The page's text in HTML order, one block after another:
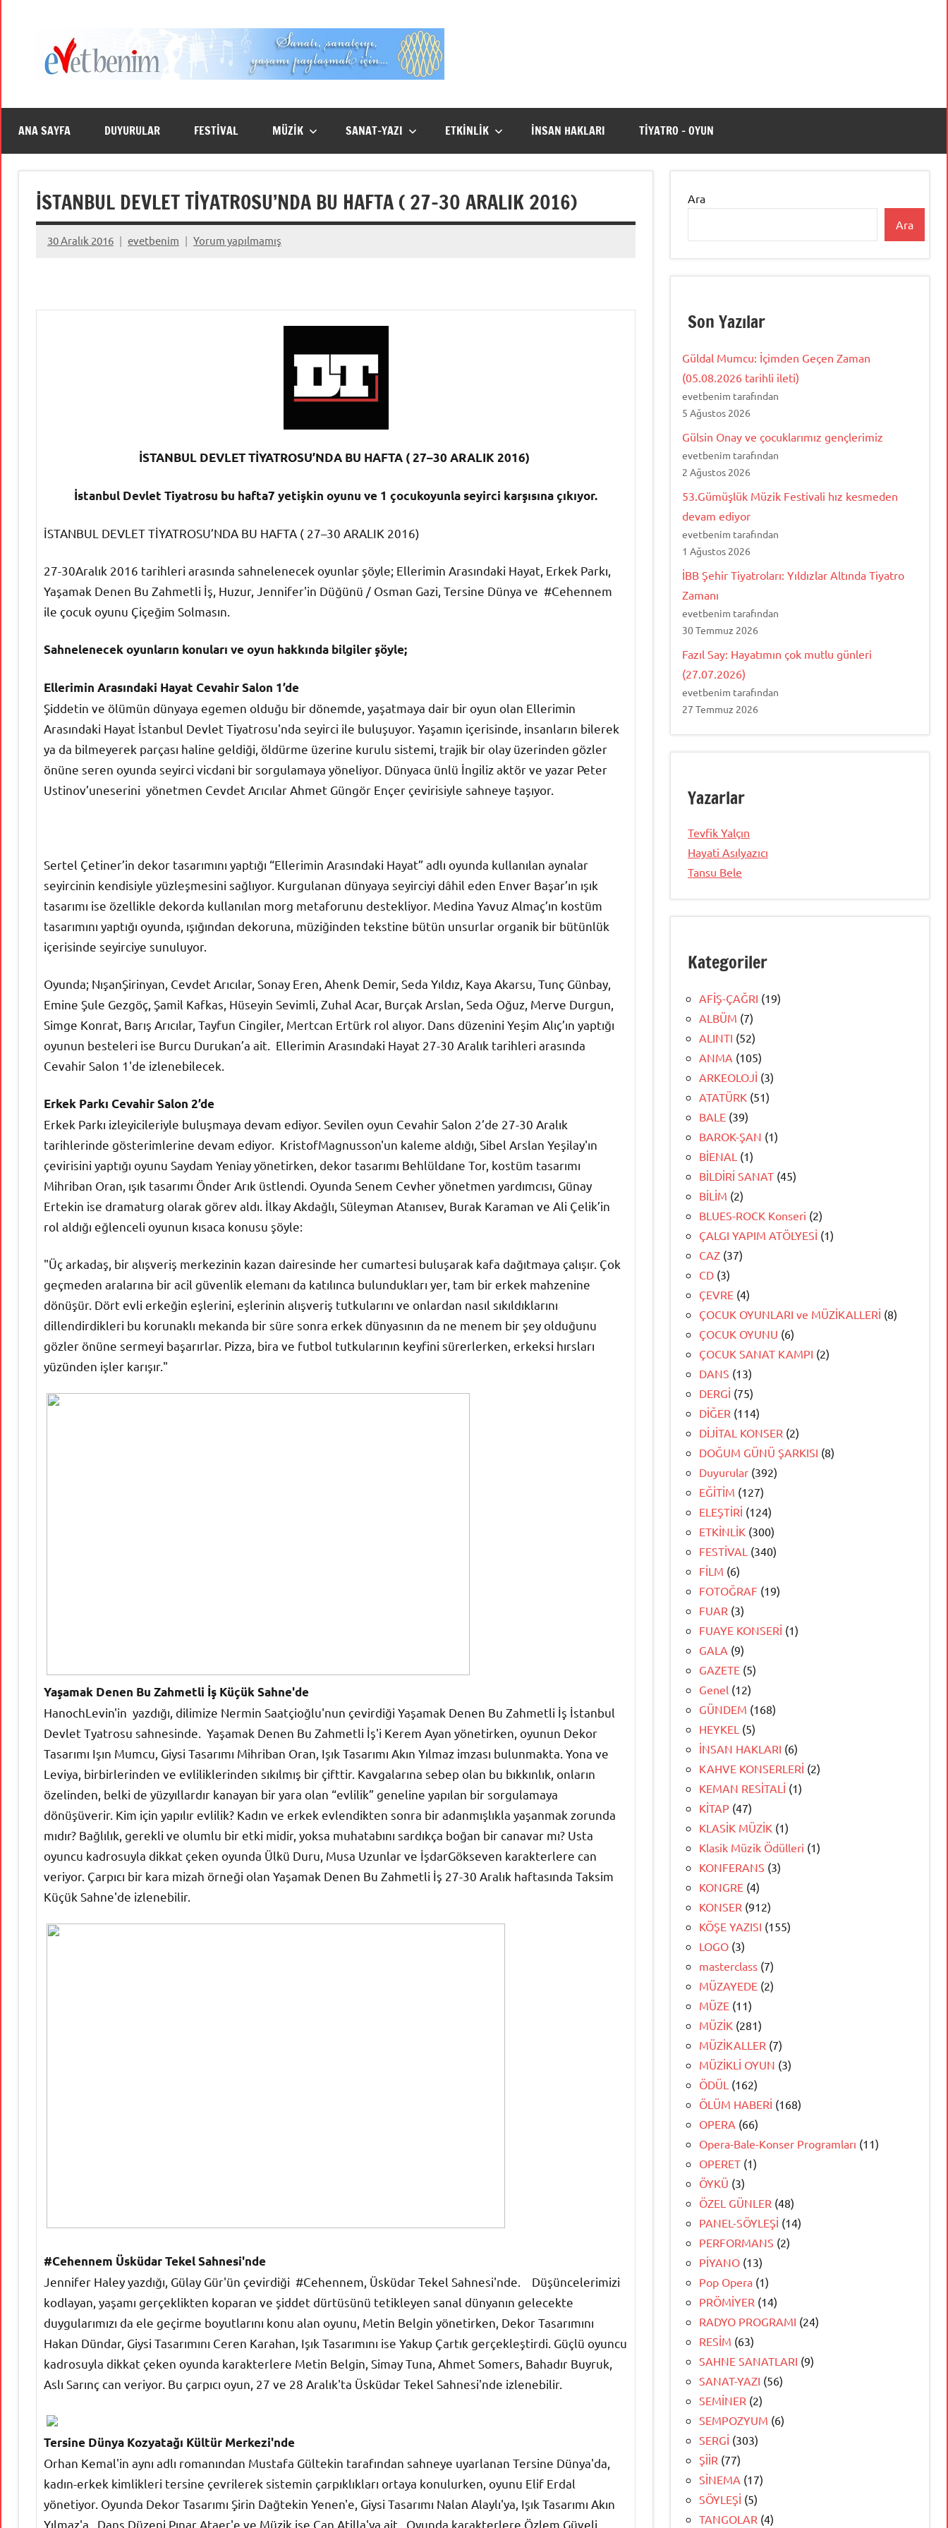
Benim
ANA SAYFA DUYURULAR FESTİVAL MÜZİK SANAT-YAZI ETKİNLİK İNSAN HAKLARI TİYATRO – OYUN
İSTANBUL DEVLET TİYATROSU’NDA BU HAFTA ( 27–30 ARALIK 2016)
30 Aralık 2016 evetbenim Yorum yapılmamış
İSTANBUL DEVLET TİYATROSU’NDA BU HAFTA ( 27–30 ARALIK 2016)
İstanbul Devlet Tiyatrosu bu hafta7 yetişkin oyunu ve 1 çocukoyunla seyirci karşısına çıkıyor.
İSTANBUL DEVLET TİYATROSU’NDA BU HAFTA ( 27–30 ARALIK 2016)
27-30Aralık 2016 tarihleri arasında sahnelenecek oyunlar şöyle; Ellerimin Arasındaki Hayat, Erkek Parkı,
Yaşamak Denen Bu Zahmetli İş, Huzur, Jennifer'in Düğünü / Osman Gazi, Tersine Dünya ve #Cehennem
ile çocuk oyunu Çiçeğim Solmasın.
Sahnelenecek oyunların konuları ve oyun hakkında bilgiler şöyle;
Ellerimin Arasındaki Hayat Cevahir Salon 1’de
Şiddetin ve ölümün dünyaya egemen olduğu bir dönemde, yaşatmaya dair bir oyun olan Ellerimin
Arasındaki Hayat İstanbul Devlet Tiyatrosu'nda seyirci ile buluşuyor. Yaşamın içerisinde, insanların bilerek
ya da bilmeyerek parçası haline geldiği, öldürme üzerine kurulu sistemi, trajik bir olay üzerinden gözler
önüne seren oyunda seyirci vicdani bir sorgulamaya yöneliyor. Dünyaca ünlü İngiliz aktör ve yazar Peter
Ustinov’uneserini yönetmen Cevdet Arıcılar Ahmet Güngör Ençer çevirisiyle sahneye taşıyor.
Sertel Çetiner’in dekor tasarımını yaptığı “Ellerimin Arasındaki Hayat” adlı oyunda kullanılan aynalar
seyircinin kendisiyle yüzleşmesini sağlıyor. Kurgulanan dünyaya seyirciyi dâhil eden Enver Başar’ın ışık
tasarımı ise özellikle dekorda kullanılan morg metaforunu destekliyor. Medina Yavuz Almaç’ın kostüm
tasarımını yaptığı oyunda, ışığından dekoruna, müziğinden tekstine bütün unsurlar organik bir bütünlük
içerisinde seyirciye sunuluyor.
Oyunda; NışanŞirinyan, Cevdet Arıcılar, Sonay Eren, Ahenk Demir, Seda Yıldız, Kaya Akarsu, Tunç Günbay,
Emine Şule Gezgöç, Şamil Kafkas, Hüseyin Sevimli, Zuhal Acar, Burçak Arslan, Seda Oğuz, Merve Durgun,
Simge Konrat, Barış Arıcılar, Tayfun Cingiler, Mertcan Ertürk rol alıyor. Dans düzenini Yeşim Alıç’ın yaptığı
oyunun besteleri ise Burcu Durukan’a ait. Ellerimin Arasındaki Hayat 27-30 Aralık tarihleri arasında
Cevahir Salon 1'de izlenebilecek.
Erkek Parkı Cevahir Salon 2’de
Erkek Parkı izleyicileriyle buluşmaya devam ediyor. Sevilen oyun Cevahir Salon 2’de 27-30 Aralık
tarihlerinde gösterimlerine devam ediyor. KristofMagnusson'un kaleme aldığı, Sibel Arslan Yeşilay'ın
çevirisini yaptığı oyunu Saydam Yeniay yönetirken, dekor tasarımı Behlüldane Tor, kostüm tasarımı
Mihriban Oran, ışık tasarımı Önder Arık üstlendi. Oyunda Senem Cevher yönetmen yardımcısı, Günay
Ertekin ise dramaturg olarak görev aldı. İlkay Akdağlı, Süleyman Atanısev, Burak Karaman ve Ali Çelik’in
rol aldığı eğlenceli oyunun kısaca konusu şöyle:
"Üç arkadaş, bir alışveriş merkezinin kazan dairesinde her cumartesi buluşarak kafa dağıtmaya çalışır. Çok
geçmeden aralarına bir acil güvenlik elemanı da katılınca bulundukları yer, tam bir erkek mahzenine
dönüşür. Dört evli erkeğin eşlerini, eşlerinin alışveriş tutkularını ve onlardan nasıl sıkıldıklarını
dillendirdikleri bu korunaklı mekanda bir süre sonra erkek dünyasının da ne menem bir şey olduğunu
gözler önüne sermeyi başarırlar. Pizza, bira ve futbol tutkularının keyfini sürerlerken, erkeksi hırsları
yüzünden işler karışır."
Yaşamak Denen Bu Zahmetli İş Küçük Sahne'de
HanochLevin'in yazdığı, dilimize Nermin Saatçioğlu'nun çevirdiği Yaşamak Denen Bu Zahmetli İş İstanbul
Devlet Tyatrosu sahnesinde. Yaşamak Denen Bu Zahmetli İş'i Kerem Ayan yönetirken, oyunun Dekor
Tasarımı Işın Mumcu, Giysi Tasarımı Mihriban Oran, Işık Tasarımı Akın Yılmaz imzası bulunmakta. Yona ve
Leviya, birbirlerinden ve evliliklerinden sıkılmış bir çifttir. Kavgalarına sebep olan bu bıkkınlık, onların
özelinden, belki de yüzyıllardır kanayan bir yara olan “evlilik” geneline yapılan bir sorgulamaya
dönüşüverir. Kim için yapılır evlilik? Kadın ve erkek evlendikten sonra bir adanmışlıkla yaşanmak zorunda
mıdır? Bağlılık, gerekli ve olumlu bir etki midir, yoksa muhatabını sardıkça boğan bir canavar mı? Usta
oyuncu kadrosuyla dikkat çeken oyunda Ülkü Duru, Musa Uzunlar ve İşdarGökseven karakterlere can
veriyor. Çarpıcı bir kara mizah örneği olan Yaşamak Denen Bu Zahmetli İş 27-30 Aralık haftasında Taksim
Küçük Sahne'de izlenebilir.
#Cehennem Üsküdar Tekel Sahnesi'nde
Jennifer Haley yazdığı, Gülay Gür'ün çevirdiği #Cehennem, Üsküdar Tekel Sahnesi'nde. Düşüncelerimizi
kodlayan, yaşamı gerçeklikten koparan ve şiddet dürtüsünü tetikleyen sanal dünyanın gelecekte
duygularımızı da ele geçirme boyutlarını konu alan oyunu, Metin Belgin yönetirken, Dekor Tasarımını
Hakan Dündar, Giysi Tasarımını Ceren Karahan, Işık Tasarımını ise Yakup Çartık gerçekleştirdi. Güçlü oyuncu
kadrosuyla dikkat çeken oyunda karakterlere Metin Belgin, Simay Tuna, Ahmet Somers, Bahadır Buyruk,
Aslı Sarınç can veriyor. Bu çarpıcı oyun, 27 ve 28 Aralık'ta Üsküdar Tekel Sahnesi'nde izlenebilir.
Tersine Dünya Kozyatağı Kültür Merkezi'nde
Orhan Kemal'in aynı adlı romanından Mustafa Gültekin tarafından sahneye uyarlanan Tersine Dünya'da,
kadın-erkek kimlikleri tersine çevrilerek sistemin çarpıklıkları ortaya konulurken, oyunu Elif Erdal
yönetiyor. Oyunda Dekor Tasarımı Şirin Dağtekin Yenen'e, Giysi Tasarımı Nalan Alaylı'ya, Işık Tasarımı Akın
Yılmaz'a, Dans Düzeni Pınar Ataer'e ve Müzik ise Can Atilla'ya ait. Oyunda karakterlere Özlem Güveli
Ara
Ara
Son Yazılar
Güldal Mumcu: İçimden Geçen Zaman
(05.08.2026 tarihli ileti)
evetbenim tarafından
5 Ağustos 2026
Gülsin Onay ve çocuklarımız gençlerimiz
evetbenim tarafından
2 Ağustos 2026
53.Gümüşlük Müzik Festivali hız kesmeden
devam ediyor
evetbenim tarafından
1 Ağustos 2026
İBB Şehir Tiyatroları: Yıldızlar Altında Tiyatro
Zamanı
evetbenim tarafından
30 Temmuz 2026
Fazıl Say: Hayatımın çok mutlu günleri
(27.07.2026)
evetbenim tarafından
27 Temmuz 2026
Yazarlar
Tevfik Yalçın
Hayati Asılyazıcı
Tansu Bele
Kategoriler
AFİŞ-ÇAĞRI (19)
ALBÜM (7)
ALINTI (52)
ANMA (105)
ARKEOLOJİ (3)
ATATÜRK (51)
BALE (39)
BAROK-ŞAN (1)
BİENAL (1)
BİLDİRİ SANAT (45)
BİLİM (2)
BLUES-ROCK Konseri (2)
ÇALGI YAPIM ATÖLYESİ (1)
CAZ (37)
CD (3)
ÇEVRE (4)
ÇOCUK OYUNLARI ve MÜZİKALLERİ (8)
ÇOCUK OYUNU (6)
ÇOCUK SANAT KAMPI (2)
DANS (13)
DERGİ (75)
DİĞER (114)
DİJİTAL KONSER (2)
DOĞUM GÜNÜ ŞARKISI (8)
Duyurular (392)
EĞİTİM (127)
ELEŞTİRİ (124)
ETKİNLİK (300)
FESTİVAL (340)
FİLM (6)
FOTOĞRAF (19)
FUAR (3)
FUAYE KONSERİ (1)
GALA (9)
GAZETE (5)
Genel (12)
GÜNDEM (168)
HEYKEL (5)
İNSAN HAKLARI (6)
KAHVE KONSERLERİ (2)
KEMAN RESİTALİ (1)
KİTAP (47)
KLASİK MÜZİK (1)
Klasik Müzik Ödülleri (1)
KONFERANS (3)
KONGRE (4)
KONSER (912)
KÖŞE YAZISI (155)
LOGO (3)
masterclass (7)
MÜZAYEDE (2)
MÜZE (11)
MÜZİK (281)
MÜZİKALLER (7)
MÜZİKLİ OYUN (3)
ÖDÜL (162)
ÖLÜM HABERİ (168)
OPERA (66)
Opera-Bale-Konser Programları (11)
OPERET (1)
ÖYKÜ (3)
ÖZEL GÜNLER (48)
PANEL-SÖYLEŞİ (14)
PERFORMANS (2)
PİYANO (13)
Pop Opera (1)
PRÖMİYER (14)
RADYO PROGRAMI (24)
RESİM (63)
SAHNE SANATLARI (9)
SANAT-YAZI (56)
SEMİNER (2)
SEMPOZYUM (6)
SERGİ (303)
ŞİİR (77)
SİNEMA (17)
SÖYLEŞİ (5)
TANGOLAR (4)